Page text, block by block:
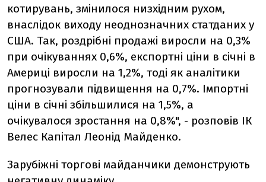
котирувань, змінилося низхідним рухом,
внаслідок виходу неоднозначних статданих у
США. Так, роздрібні продажі виросли на 0,3%
при очікуваннях 0,6%, експортні ціни в січні в
Америці виросли на 1,2%, тоді як аналітики
прогнозували підвищення на 0,7%. Імпортні
ціни в січні збільшилися на 1,5%, а
очікувалося зростання на 0,8%", - розповів ІК
Велес Капітал Леонід Майденко.
Зарубіжні торгові майданчики демонструють